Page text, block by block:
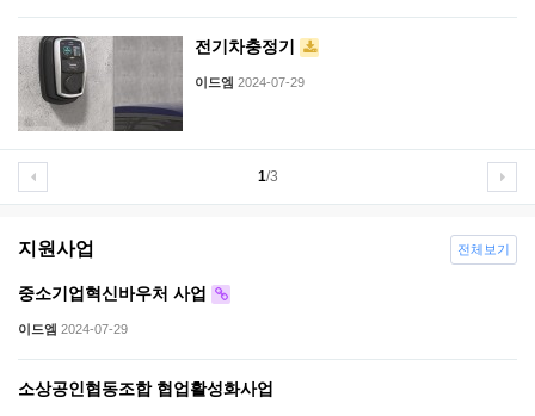
전기차충정기
이드엠 2024-07-29
1/3
지원사업
중소기업혁신바우처 사업
이드엠 2024-07-29
소상공인협동조합 협업활성화사업
전체보기